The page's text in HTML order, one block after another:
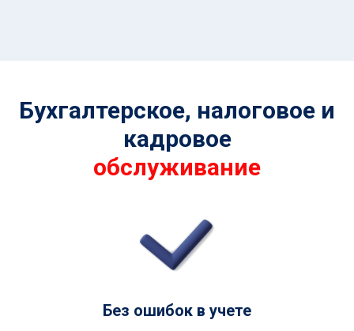
Бухгалтерское, налоговое и
кадровое
обслуживание
Без ошибок в учете